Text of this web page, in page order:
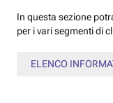
In questa sezione
per i vari segmenti di
ELENCO